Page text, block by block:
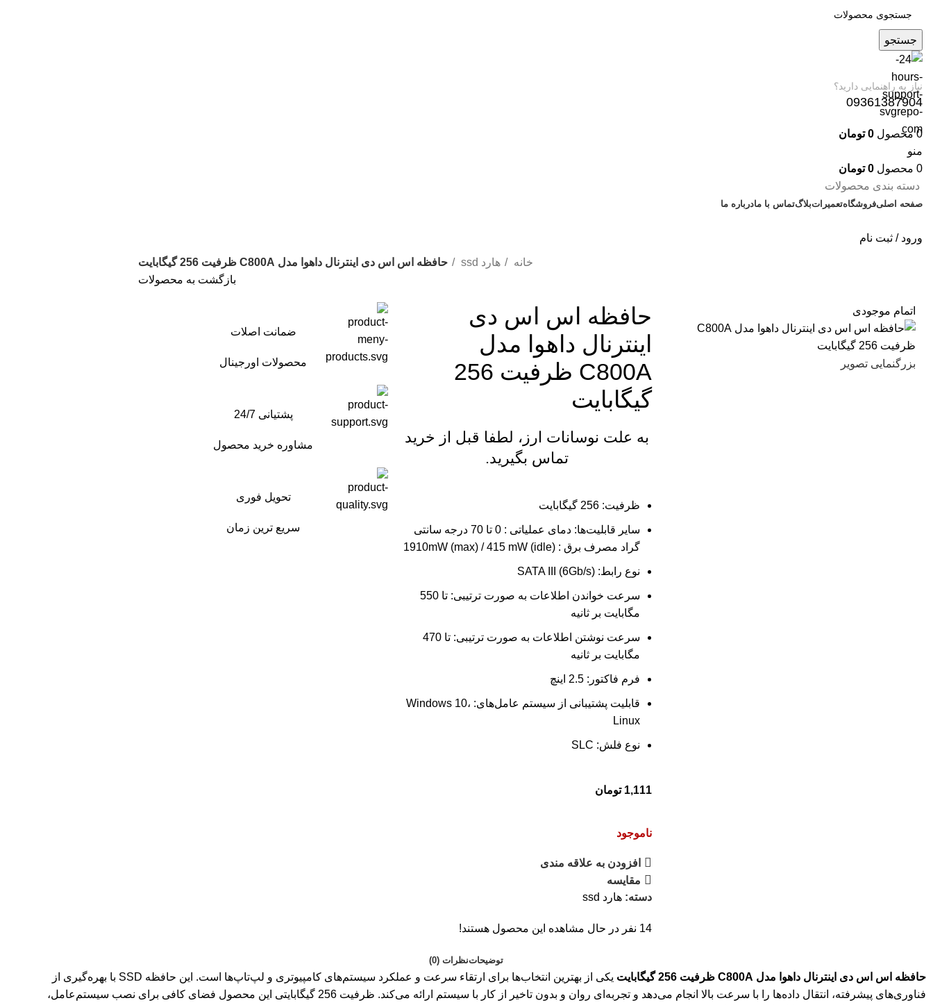
جستجو
نیاز به راهنمایی دارید؟
09361387904
0 محصول 0 تومان
منو
0 محصول 0 تومان
دسته بندی محصولات
صفحه اصلیفروشگاهتعمیراتبلاگتماس با مادرباره ما
ورود / ثبت نام
خانه هارد ssd
حافظه اس اس دی اینترنال داهوا مدل C800A ظرفیت 256 گیگابایت
بازگشت به محصولات
اتمام موجودی
بزرگنمایی تصویر
حافظه اس اس دی
اینترنال داهوا مدل
C800A ظرفیت 256
گیگابایت
به علت نوسانات ارز، لطفا قبل از خرید
تماس بگیرید.
ظرفیت: 256 گیگابایت
سایر قابلیت‌ها: دمای عملیاتی : 0 تا 70 درجه سانتی
گراد مصرف برق : 1910mW (max) / 415 mW (idle)
نوع رابط: (SATA III (6Gb/s
سرعت خواندن اطلاعات به صورت ترتیبی: تا 550
مگابایت بر ثانیه
سرعت نوشتن اطلاعات به صورت ترتیبی: تا 470
مگابایت بر ثانیه
فرم فاکتور: 2.5 اینچ
قابلیت پشتیبانی از سیستم عامل‌های: Windows 10،
Linux
نوع فلش: SLC
1,111 تومان
ناموجود
افزودن به علاقه مندی
مقایسه
دسته: هارد ssd
14 نفر در حال مشاهده این محصول هستند!
ضمانت اصلات
محصولات اورجینال
پشتیانی 24/7
مشاوره خرید محصول
تحویل فوری
سریع ترین زمان
توضیحاتنظرات (0)
حافظه اس اس دی اینترنال داهوا مدل C800A ظرفیت 256 گیگابایت
یکی از بهترین انتخاب‌ها برای ارتقاء سرعت و عملکرد سیستم‌های کامپیوتری و لپ‌تاپ‌ها است. این حافظه SSD با بهره‌گیری از
فناوری‌های پیشرفته، انتقال داده‌ها را با سرعت بالا انجام می‌دهد و تجربه‌ای روان و بدون تاخیر از کار با سیستم ارائه می‌کند. ظرفیت 256 گیگابایتی این محصول فضای کافی برای نصب سیستم‌عامل،